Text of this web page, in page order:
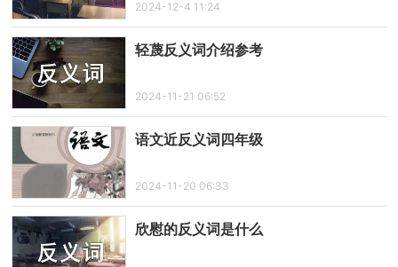
2024-12-4 11:24
轻蔑反义词介绍参考
2024-11-21 06:52
语文近反义词四年级
2024-11-20 06:33
欣慰的反义词是什么